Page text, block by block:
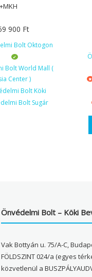
+MKH
900 Ft
Bolt Oktogon
Bolt World Mall (
Center )
Bolt Köki
Bolt Sugár
Önvédelmi Bolt – Köki
Vak Bottyán u. 75/A-C,
FÖLDSZINT 024/a (egyes
közvetlenül a